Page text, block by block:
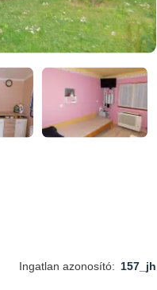
Ingatlan azonosító: 157_jh